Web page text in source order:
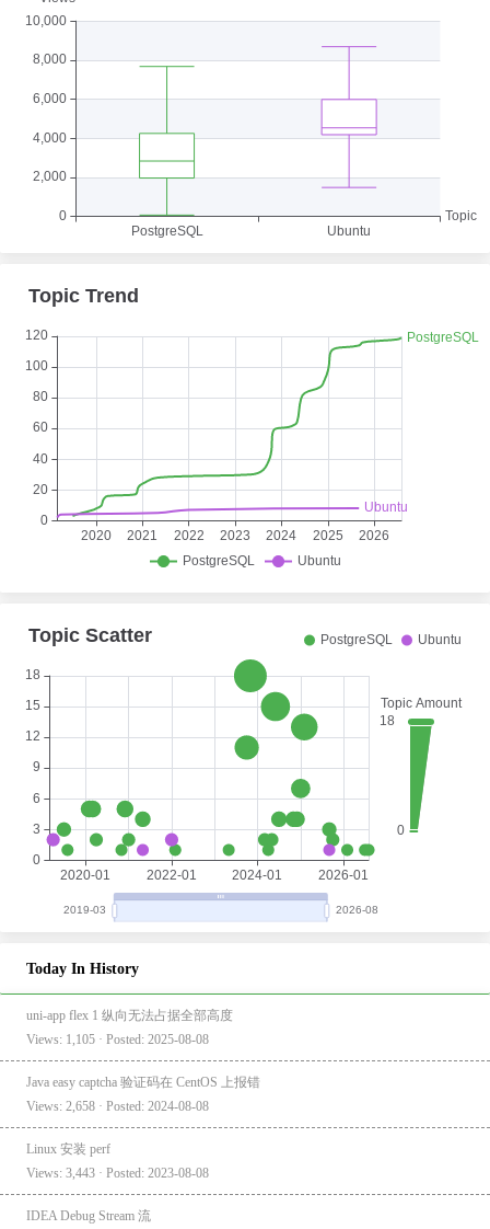
Today In History
uni-app flex 1 纵向无法占据全部高度
Views: 1,105 · Posted: 2025-08-08
Java easy captcha 验证码在 CentOS 上报错
Views: 2,658 · Posted: 2024-08-08
Linux 安装 perf
Views: 3,443 · Posted: 2023-08-08
IDEA Debug Stream 流